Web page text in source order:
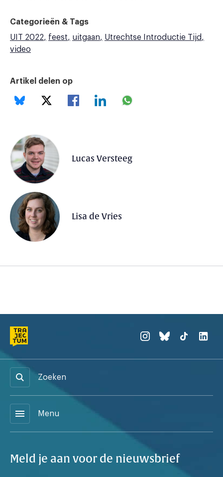
Categorieën & Tags
UIT 2022
feest uitgaan
Utrechtse Introductie Tijd
video
Artikel delen op
Lucas Versteeg
Lisa de Vries
Zoeken
menu Menu
Meld je aan voor de nieuwsbrief